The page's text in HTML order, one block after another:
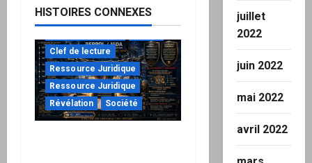
HISTOIRES CONNEXES
Clef de lecture
Ressource Juridique
Ressource Juridique
Révélation
Société
juillet
2022
juin 2022
mai 2022
avril 2022